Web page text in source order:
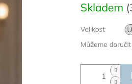
cena:
Skladem
Velikost
Můžeme